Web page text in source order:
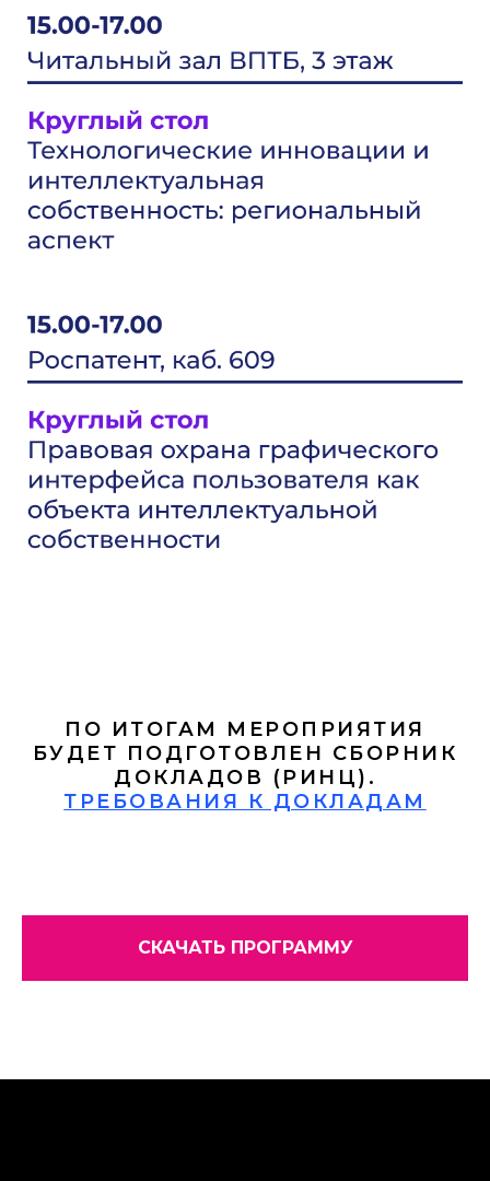
ПО ИТОГАМ МЕРОПРИЯТИЯ
БУДЕТ ПОДГОТОВЛЕН СБОРНИК
ДОКЛАДОВ (РИНЦ).
ТРЕБОВАНИЯ К ДОКЛАДАМ
СКАЧАТЬ ПРОГРАММУ